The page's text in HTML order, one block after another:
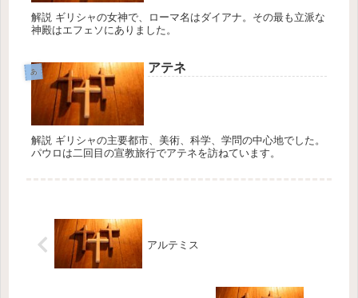
解説 ギリシャの女神で、ローマ名はダイアナ。その最も立派な
神殿はエフェソにありました。
あ アテネ
解説 ギリシャの主要都市、美術、科学、学問の中心地でした。
パウロは二回目の宣教旅行でアテネを訪ねています。
アルテミス